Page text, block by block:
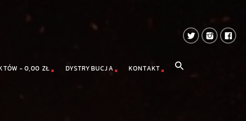
0,00 ZŁ DYSTRYBUCJA KONTAKT